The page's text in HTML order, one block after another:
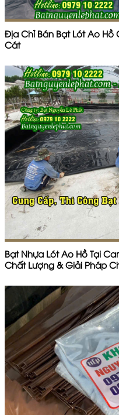
Địa Chỉ Bán Bạt Lót Ao
Cát
Bạt Nhựa Lót Ao Hồ Tại
Chất Lượng & Giải Pháp